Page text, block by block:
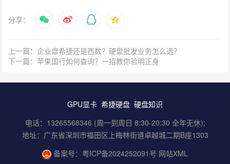
分享：
上一篇：企业盘希捷还是西数？硬盘批发业务怎么选？
下一篇：苹果国行如何查询？一招教你验明正身
GPU显卡 希捷硬盘 硬盘知识
电话：13265568346 (周一到周日 8:30-20:30 全年无休);
地址：广东省深圳市福田区上梅林街道卓越城二期B座1303
备案号： 粤ICP备2024252091号 网站XML